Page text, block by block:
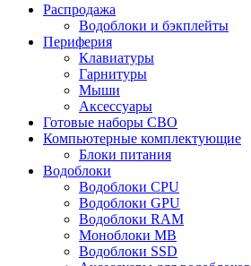
Распродажа
Водоблоки и бэкплейты
Периферия
Клавиатуры
Гарнитуры
Мыши
Аксессуары
Готовые наборы СВО
Компьютерные комплектующие
Блоки питания
Водоблоки
Водоблоки CPU
Водоблоки GPU
Водоблоки RAM
Моноблоки MB
Водоблоки SSD